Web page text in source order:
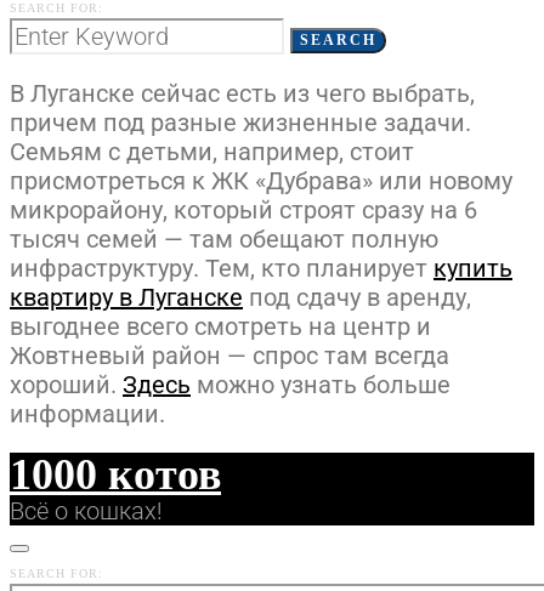
SEARCH FOR:
SEARCH
В Луганске сейчас есть из чего выбрать,
причем под разные жизненные задачи.
Семьям с детьми, например, стоит
присмотреться к ЖК «Дубрава» или новому
микрорайону, который строят сразу на 6
тысяч семей — там обещают полную
инфраструктуру. Тем, кто планирует купить
квартиру в Луганске под сдачу в аренду,
выгоднее всего смотреть на центр и
Жовтневый район — спрос там всегда
хороший. Здесь можно узнать больше
информации.
1000 котов
Всё о кошках!
SEARCH FOR: